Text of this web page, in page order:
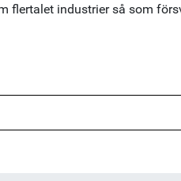
flertalet industrier så som